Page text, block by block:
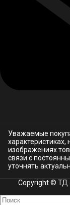
Уважаемые
характеристиках,
изображениях
связи с
уточнять
Copyright © ТД